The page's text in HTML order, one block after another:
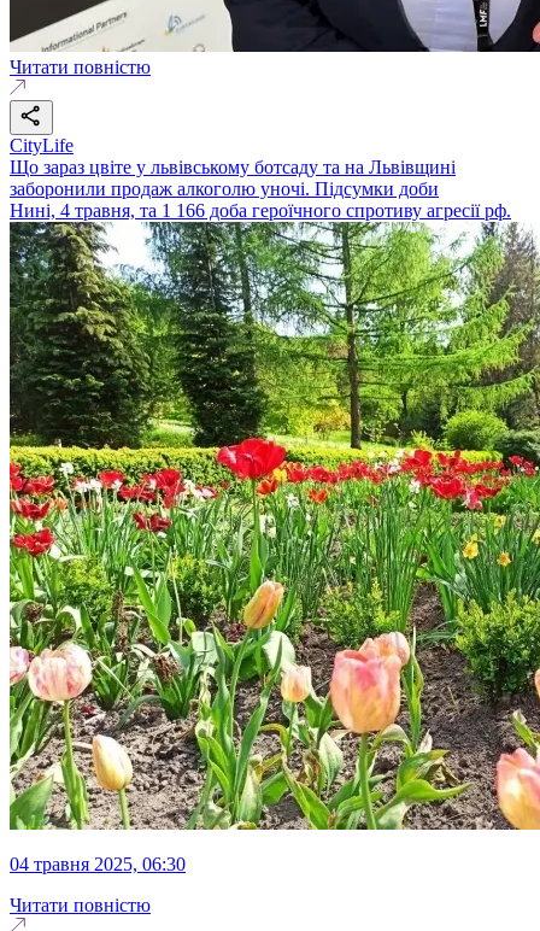
Читати повністю
CityLife
Що зараз цвіте у львівському ботсаду та на Львівщині
заборонили продаж алкоголю уночі. Підсумки доби
Нині, 4 травня, та 1 166 доба героїчного спротиву агресії рф.
04 травня 2025, 06:30
Читати повністю